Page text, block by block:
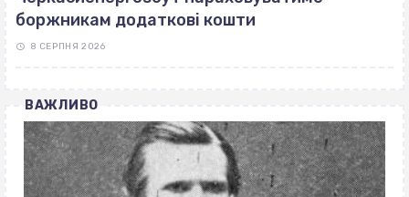
боржникам додаткові кошти
8 СЕРПНЯ 2026
ВАЖЛИВО